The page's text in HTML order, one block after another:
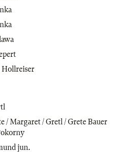
/ Margaret / Gretl / Grete Bauer
jun.